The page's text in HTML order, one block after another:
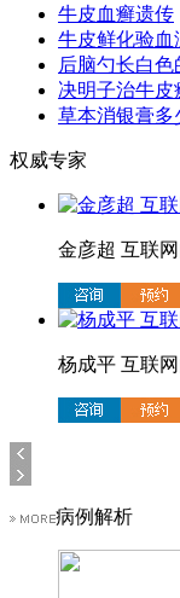
牛皮血癣遗传
牛皮鲜化验血
后脑勺长白色
决明子治牛皮
草本消银膏多
权威专家
金彦超 互联
杨成平 互联
病例解析